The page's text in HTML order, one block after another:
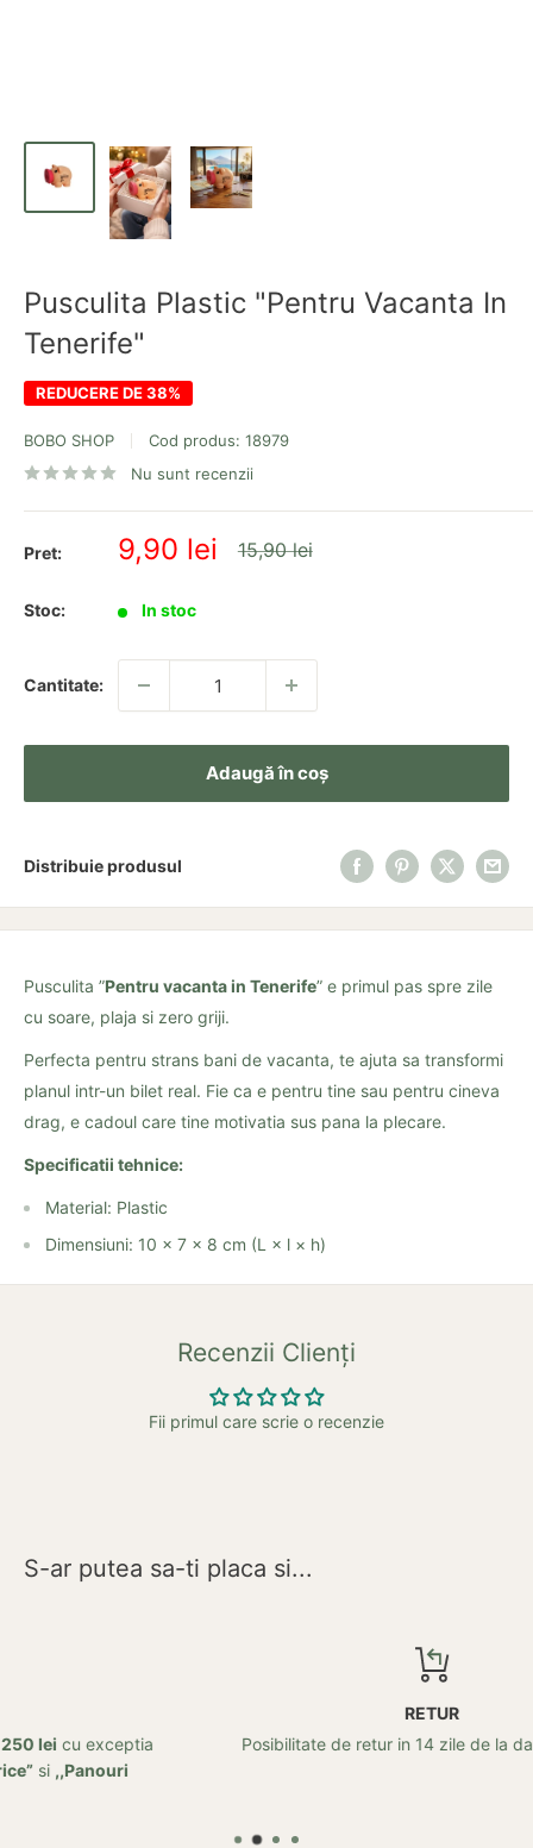
Pusculita Plastic "Pentru Vacanta In
Tenerife"
REDUCERE DE 38%
BOBO SHOP Cod produs: 18979
Nu sunt recenzii
Pret:
Pret
redus
9,90 lei Pret
15,90 lei
Stoc: In stoc
Cantitate:
Adaugă în coș
Distribuie produsul
Pusculita ”Pentru vacanta in Tenerife” e primul pas spre zile
cu soare, plaja si zero griji.
Perfecta pentru strans bani de vacanta, te ajuta sa transformi
planul intr-un bilet real. Fie ca e pentru tine sau pentru cineva
drag, e cadoul care tine motivatia sus pana la plecare.
Specificatii tehnice:
Material: Plastic
Dimensiuni: 10 × 7 × 8 cm (L × l × h)
Recenzii Clienți
Fii primul care scrie o recenzie
S-ar putea sa-ti placa si...
Posibilitate de retur in 14 zile de la data achizitei!